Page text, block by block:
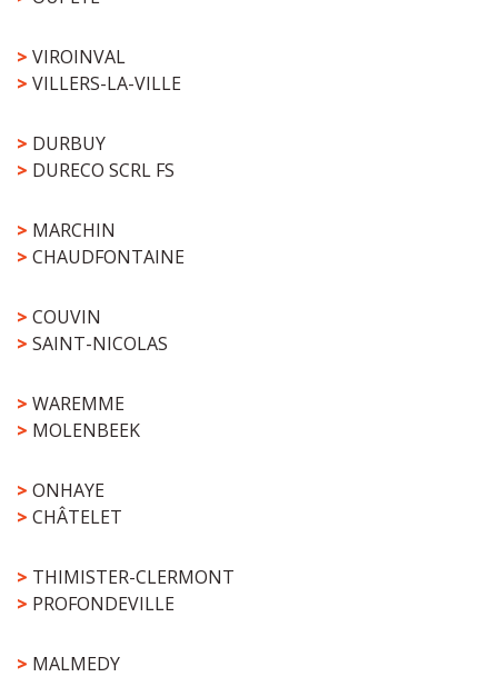
> VIROINVAL
> VILLERS-LA-VILLE
> DURBUY
> DURECO SCRL FS
> MARCHIN
> CHAUDFONTAINE
> COUVIN
> SAINT-NICOLAS
> WAREMME
> MOLENBEEK
> ONHAYE
> CHÂTELET
> THIMISTER-CLERMONT
> PROFONDEVILLE
> MALMEDY